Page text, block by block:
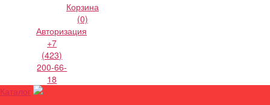
Корзина
(0)
Авторизация
+7
(423)
200-66-
18
Каталог